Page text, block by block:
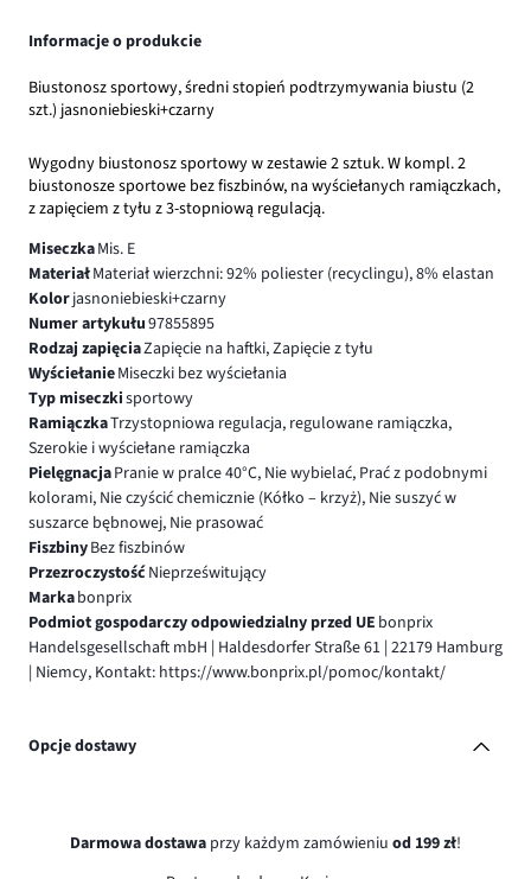
Informacje o produkcie
Biustonosz sportowy, średni stopień podtrzymywania biustu (2
szt.) jasnoniebieski+czarny
Wygodny biustonosz sportowy w zestawie 2 sztuk. W kompl. 2
biustonosze sportowe bez fiszbinów, na wyściełanych ramiączkach,
z zapięciem z tyłu z 3-stopniową regulacją.
MiseczkaMis. E
MateriałMateriał wierzchni: 92% poliester (recyclingu), 8% elastan
Kolorjasnoniebieski+czarny
Numer artykułu97855895
Rodzaj zapięciaZapięcie na haftki, Zapięcie z tyłu
WyściełanieMiseczki bez wyściełania
Typ miseczkisportowy
RamiączkaTrzystopniowa regulacja, regulowane ramiączka,
Szerokie i wyściełane ramiączka
PielęgnacjaPranie w pralce 40°C, Nie wybielać, Prać z podobnymi
kolorami, Nie czyścić chemicznie (Kółko – krzyż), Nie suszyć w
suszarce bębnowej, Nie prasować
FiszbinyBez fiszbinów
PrzezroczystośćNieprześwitujący
Markabonprix
Podmiot gospodarczy odpowiedzialny przed UE bonprix
Handelsgesellschaft mbH | Haldesdorfer Straße 61 | 22179 Hamburg
| Niemcy, Kontakt: https://www.bonprix.pl/pomoc/kontakt/
Opcje dostawy
Darmowa dostawa przy każdym zamówieniu od 199 zł!